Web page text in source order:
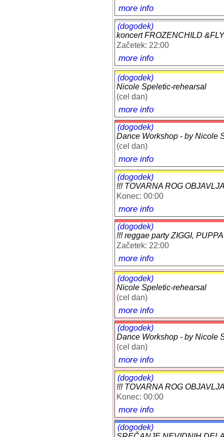
more info
(dogodek)
koncert FROZENCHILD
Začetek: 22:00
more info
(dogodek)
Nicole Speletic-rehearsal
(cel dan)
more info
(dogodek)
Dance Workshop - by Nicole
(cel dan)
more info
(dogodek)
!!! TOVARNA ROG
Konec: 00:00
more info
(dogodek)
!!! reggae party ZIGGI,
Začetek: 22:00
more info
(dogodek)
Nicole Speletic-rehearsal
(cel dan)
more info
(dogodek)
Dance Workshop - by Nicole
(cel dan)
more info
(dogodek)
!!! TOVARNA ROG
Konec: 00:00
more info
(dogodek)